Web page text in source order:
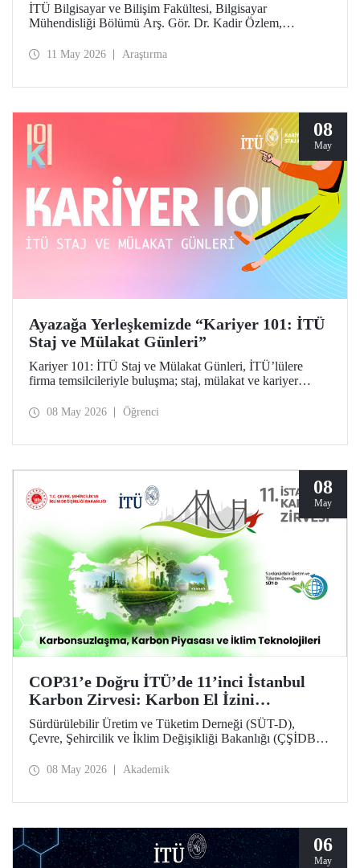
İTÜ Bilgisayar ve Bilişim Fakültesi, Bilgisayar
Mühendisliği Bölümü Arş. Gör. Dr. Kadir Özlem,
Burs Programı kapsamında desteklenmeye layık görüldü.
11 May 2026 Araştırma
08
May
Ayazağa Yerleşkemizde “Kariyer 101: İTÜ
Staj ve Mülakat Günleri”
Kariyer 101: İTÜ Staj ve Mülakat Günleri, İTÜ’lülere
firma temsilcileriyle buluşma; staj, mülakat ve kariyer
08 May 2026 Öğrenci
08
May
COP31’e Doğru İTÜ’de 11’inci İstanbul
Karbon Zirvesi: Karbon El İzini
Yükseltenler Öne Çıktı
Sürdürülebilir Üretim ve Tüketim Derneği (SÜT-D),
Çevre, Şehircilik ve İklim Değişikliği Bakanlığı (ÇŞİDB)
11’inci İstanbul Karbon Zirvesi “karbon nötr” olarak
08 May 2026 Akademik
06
May